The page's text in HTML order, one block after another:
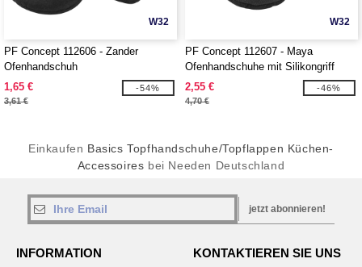
W32
PF Concept 112606 - Zander
Ofenhandschuh
1,65 €
3,61 €
-54%
W32
PF Concept 112607 - Maya
Ofenhandschuhe mit Silikongriff
2,55 €
4,70 €
-46%
Einkaufen Basics Topfhandschuhe/Topflappen Küchen-
Accessoires bei Needen Deutschland
jetzt abonnieren!
INFORMATION KONTAKTIEREN SIE UNS